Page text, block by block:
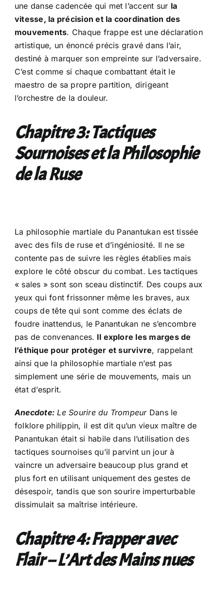
une danse cadencée qui met l’accent sur la
vitesse, la précision et la coordination des
mouvements. Chaque frappe est une déclaration
artistique, un énoncé précis gravé dans l’air,
destiné à marquer son empreinte sur l’adversaire.
C’est comme si chaque combattant était le
maestro de sa propre partition, dirigeant
l’orchestre de la douleur.
Chapitre 3: Tactiques
Sournoises et la Philosophie
de la Ruse
La philosophie martiale du Panantukan est tissée
avec des fils de ruse et d’ingéniosité. Il ne se
contente pas de suivre les règles établies mais
explore le côté obscur du combat. Les tactiques
« sales » sont son sceau distinctif. Des coups aux
yeux qui font frissonner même les braves, aux
coups de tête qui sont comme des éclats de
foudre inattendus, le Panantukan ne s’encombre
pas de convenances. Il explore les marges de
l’éthique pour protéger et survivre, rappelant
ainsi que la philosophie martiale n’est pas
simplement une série de mouvements, mais un
état d’esprit.
Anecdote: Le Sourire du TrompeurDans le
folklore philippin, il est dit qu’un vieux maître de
Panantukan était si habile dans l’utilisation des
tactiques sournoises qu’il parvint un jour à
vaincre un adversaire beaucoup plus grand et
plus fort en utilisant uniquement des gestes de
désespoir, tandis que son sourire imperturbable
dissimulait sa maîtrise intérieure.
Chapitre 4: Frapper avec
Flair – L’Art des Mains nues